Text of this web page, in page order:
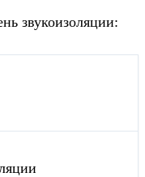
звукоизоляции: